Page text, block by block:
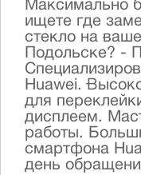
Максимально
ищете где
стекло на
Подольске? -
Huawei.
для
дисплеем.
работы.
смартфона
день